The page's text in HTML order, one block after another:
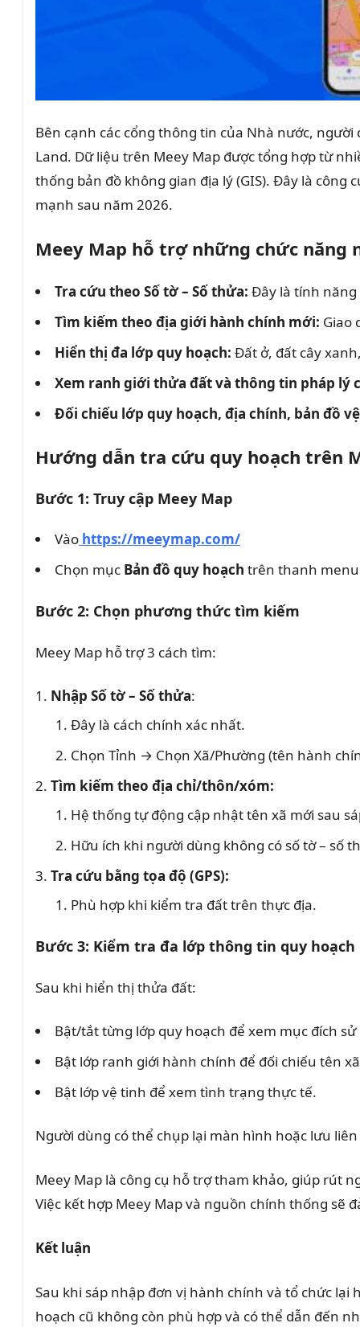
Bên cạnh các cổng thông tin của Nhà nước,
Land. Dữ liệu trên Meey Map được tổng hợp từ
thống bản đồ không gian địa lý (GIS). Đây là
mạnh sau năm 2026.
Meey Map hỗ trợ những chức năng
Tra cứu theo Số tờ – Số thửa: Đây là tính năng
Tìm kiếm theo địa giới hành chính mới: Giao
Hiển thị đa lớp quy hoạch: Đất ở, đất cây
Xem ranh giới thửa đất và thông tin pháp lý
Đối chiếu lớp quy hoạch, địa chính, bản đồ
Hướng dẫn tra cứu quy hoạch trên
Bước 1: Truy cập Meey Map
Vào https://meeymap.com/
Chọn mục Bản đồ quy hoạch trên thanh
Bước 2: Chọn phương thức tìm kiếm
Meey Map hỗ trợ 3 cách tìm:
Nhập Số tờ – Số thửa:
Đây là cách chính xác nhất.
Chọn Tỉnh → Chọn Xã/Phường (tên hành
Tìm kiếm theo địa chỉ/thôn/xóm:
Hệ thống tự động cập nhật tên xã mới sau
Hữu ích khi người dùng không có số tờ – số
Tra cứu bằng tọa độ (GPS):
Phù hợp khi kiểm tra đất trên thực địa.
Bước 3: Kiểm tra đa lớp thông tin quy hoạch
Sau khi hiển thị thửa đất:
Bật/tắt từng lớp quy hoạch để xem mục đích
Bật lớp ranh giới hành chính để đối chiếu tên
Bật lớp vệ tinh để xem tình trạng thực tế.
Người dùng có thể chụp lại màn hình hoặc lưu
Meey Map là công cụ hỗ trợ tham khảo, giúp rút
Việc kết hợp Meey Map và nguồn chính thống sẽ
Kết luận
Sau khi sáp nhập đơn vị hành chính và tổ chức
hoạch cũ không còn phù hợp và có thể dẫn đến